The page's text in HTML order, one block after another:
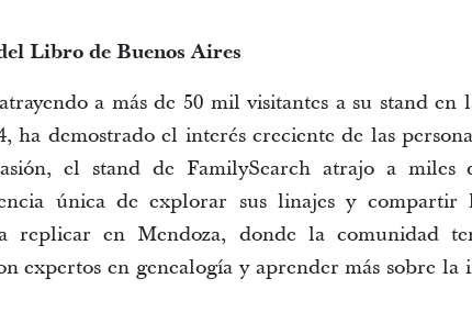
Libro de Buenos Aires
a más de 50 mil visitantes a su stand en
ha demostrado el interés creciente de las p
el stand de FamilySearch atrajo a miles
única de explorar sus linajes y compartir
replicar en Mendoza, donde la comunidad
expertos en genealogía y aprender más sobre